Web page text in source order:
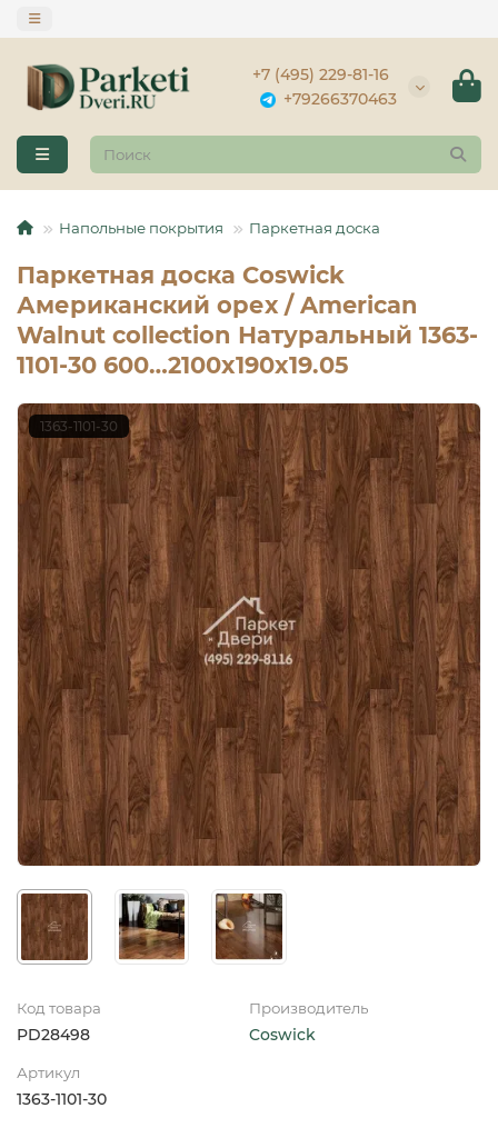
+7 (495) 229-81-16
+79266370463
Напольные покрытия Паркетная доска
Паркетная доска Coswick
Американский орех / American
Walnut collection Натуральный 1363-
1101-30 600…2100x190x19.05
1363-1101-30
Код товара
PD28498
Производитель
Coswick
Артикул
1363-1101-30